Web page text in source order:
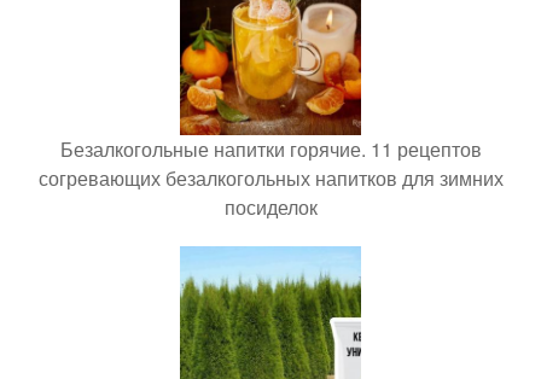
Безалкогольные напитки горячие. 11 рецептов
согревающих безалкогольных напитков для зимних
посиделок